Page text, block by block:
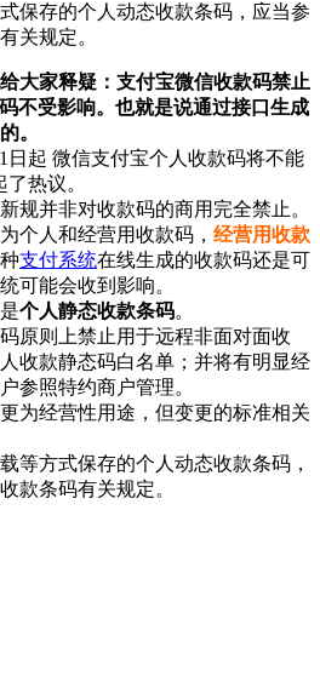
保存的个人动态收款条码，应当参
关规定。
大家释疑：支付宝微信收款码禁止
不受影响。也就是说通过接口生成
。
日起 微信支付宝个人收款码将不能
热议。
规并非对收款码的商用完全禁止。
个人和经营用收款码， 经营用收款
支付系统在线生成的收款码还是可
可能会收到影响。
个人静态收款条码。
原则上禁止用于远程非面对面收
收款静态码白名单；并将有明显经
参照特约商户管理。
为经营性用途，但变更的标准相关
等方式保存的个人动态收款条码，
款条码有关规定。